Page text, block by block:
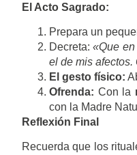
El Acto Sagrado:
Prepara un
Decreta:«Que
el de mis afectos.
El gesto físico:
Ofrenda: Con la
con la Madre
Reflexión Final
Recuerda que los